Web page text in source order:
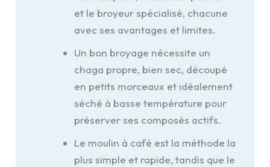
et le broyeur spécialisé, chacune
avec ses avantages et limites.
Un bon broyage nécessite un
chaga propre, bien sec, découpé
en petits morceaux et idéalement
séché à basse température pour
préserver ses composés actifs.
Le moulin à café est la méthode la
plus simple et rapide, tandis que le